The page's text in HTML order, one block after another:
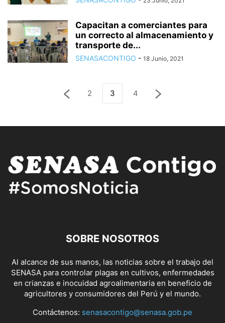
Capacitan a comerciantes para
un correcto al almacenamiento y
transporte de...
SENASACONTIGO - 18 Junio, 2021
2 3 4
SOBRE NOSOTROS
Al alcance de sus manos, las noticias sobre el trabajo del
SENASA para controlar plagas en cultivos, enfermedades
en crianzas e inocuidad agroalimentaria en beneficio de
agricultores y consumidores del Perú y el mundo.
Contáctenos: senasacontigo@senasa.gob.pe